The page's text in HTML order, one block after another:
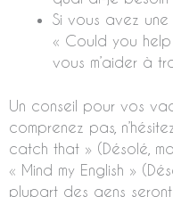
Si vous avez une
« Could you help
vous m’aider à
Un conseil pour vos
comprenez pas,
catch that » (Désolé,
« Mind my English »
plupart des gens